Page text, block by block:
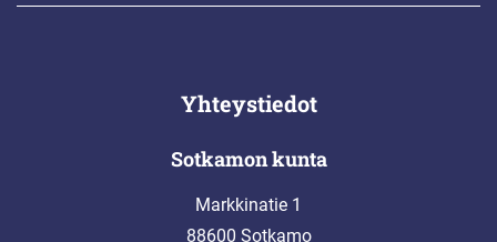
Yhteystiedot
Sotkamon kunta
Markkinatie 1
88600 Sotkamo